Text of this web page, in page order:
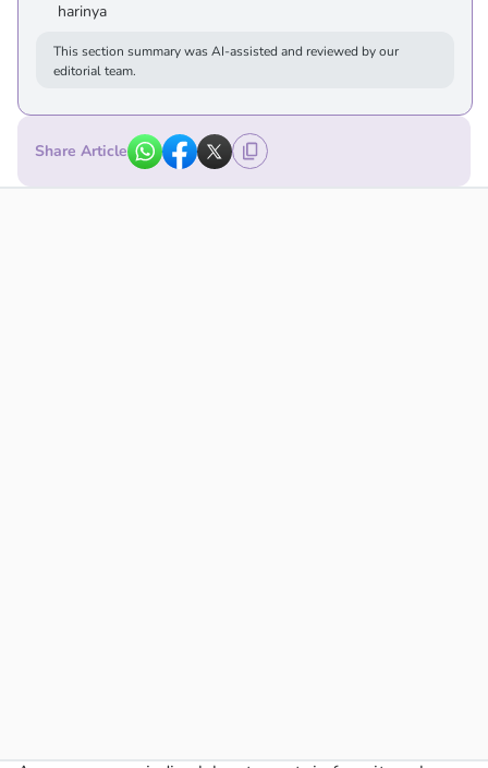
harinya
This section summary was AI-assisted and reviewed by our
editorial team.
Share Article